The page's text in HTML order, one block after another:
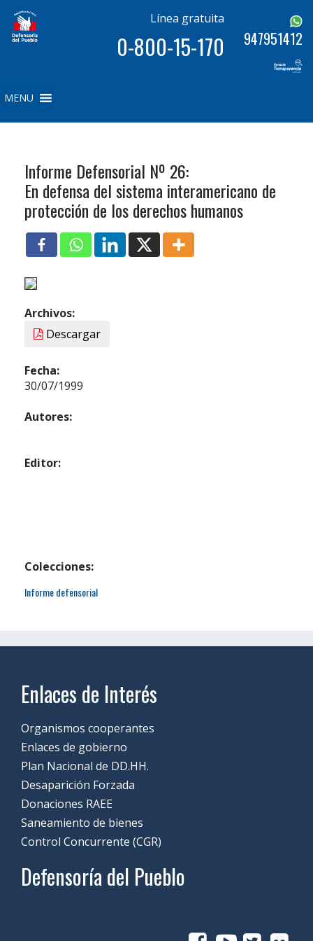
Línea gratuita
0-800-15-170 947951412
MENU
Informe Defensorial Nº 26:
En defensa del sistema interamericano de
protección de los derechos humanos
Archivos:
Descargar
Fecha:
30/07/1999
Autores:
Editor:
Colecciones:
Informe defensorial
Enlaces de Interés
Organismos cooperantes
Enlaces de gobierno
Plan Nacional de DD.HH.
Desaparición Forzada
Donaciones RAEE
Saneamiento de bienes
Control Concurrente (CGR)
Defensoría del Pueblo